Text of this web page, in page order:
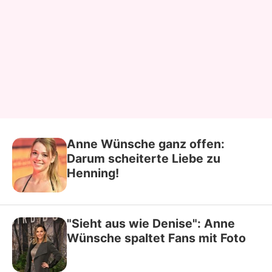
Anne Wünsche ganz offen:
Darum scheiterte Liebe zu
Henning!
"Sieht aus wie Denise": Anne
Wünsche spaltet Fans mit Foto